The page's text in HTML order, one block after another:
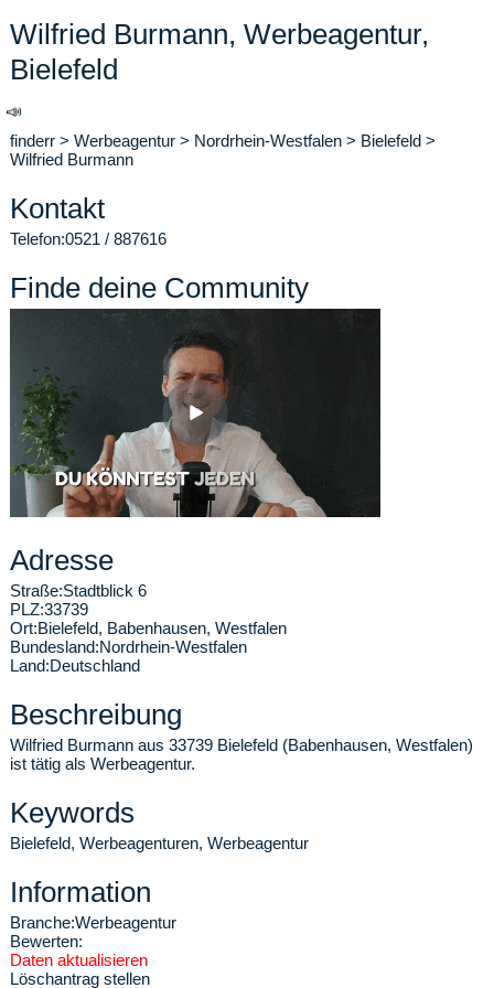
Wilfried Burmann, Werbeagentur,
Bielefeld
📣
finderr > Werbeagentur > Nordrhein-Westfalen > Bielefeld >
Wilfried Burmann
Kontakt
Telefon:0521 / 887616
Finde deine Community
Adresse
Straße:Stadtblick 6
PLZ:33739
Ort:Bielefeld, Babenhausen, Westfalen
Bundesland:Nordrhein-Westfalen
Land:Deutschland
Beschreibung
Wilfried Burmann aus 33739 Bielefeld (Babenhausen, Westfalen)
ist tätig als Werbeagentur.
Keywords
Bielefeld, Werbeagenturen, Werbeagentur
Information
Branche:Werbeagentur
Bewerten:
Daten aktualisieren
Löschantrag stellen